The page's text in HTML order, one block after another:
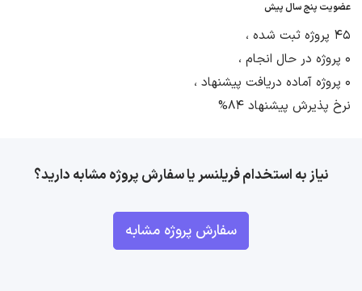
عضویت پنج سال پیش
45 پروژه ثبت شده ،
0 پروژه در حال انجام ،
0 پروژه آماده دریافت پیشنهاد ،
نرخ پذیرش پیشنهاد 84%
نیاز به استخدام فریلنسر یا سفارش پروژه مشابه دارید؟
سفارش پروژه مشابه